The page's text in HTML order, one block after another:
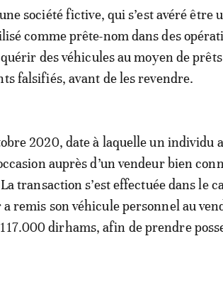
société fictive, qui s’est avéré être
comme prête-nom dans des
des véhicules au moyen de
falsifiés, avant de les revendre.
2020, date à laquelle un individu
auprès d’un vendeur bien
transaction s’est effectuée dans le
a remis son véhicule personnel au
dirhams, afin de prendre